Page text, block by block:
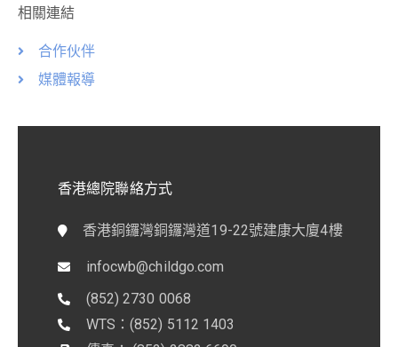
相關連結
合作伙伴
媒體報導
香港總院聯絡方式
香港銅鑼灣銅鑼灣道19-22號建康大廈4樓
infocwb@childgo.com
(852) 2730 0068
WTS：(852) 5112 1403